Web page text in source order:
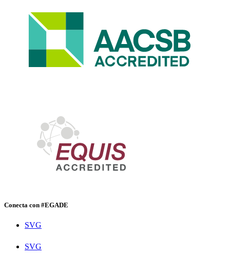
Conecta con #EGADE
SVG
SVG